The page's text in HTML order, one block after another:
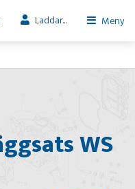
Laddar... Meny
WS